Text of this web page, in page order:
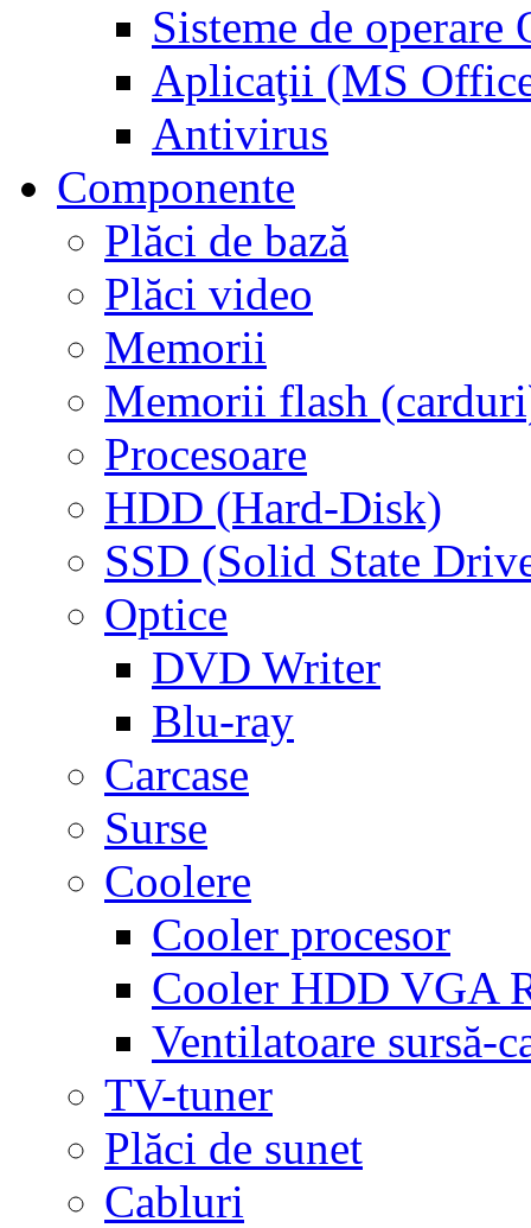
Sisteme de operare
Aplicaţii (MS
Antivirus
Componente
Plăci de bază
Plăci video
Memorii
Memorii flash
Procesoare
HDD (Hard-Disk)
SSD (Solid State
Optice
DVD Writer
Blu-ray
Carcase
Surse
Coolere
Cooler procesor
Cooler HDD VGA
Ventilatoare sursă-
TV-tuner
Plăci de sunet
Cabluri